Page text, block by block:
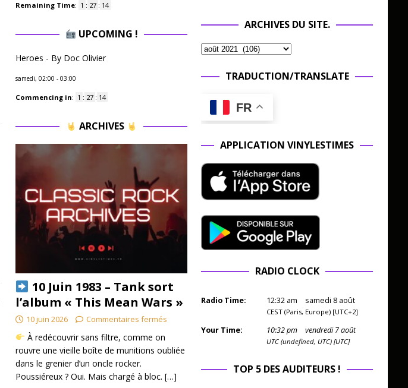
Remaining Time: 1 : 27 : 13
UPCOMING !
Heroes - By Doc Olivier
samedi, 02:00 - 03:00
Commencing in: 1 : 27 : 13
ARCHIVES
10 Juin 1983 – Tank sort
l’album « This Mean Wars »
10 juin 2026 Commentaires fermés
À redécouvrir sans filtre, comme on
rouvre une vieille boîte de munitions oubliée
dans le grenier d’un oncle rocker.
Poussiéreux ? Oui. Mais chargé à bloc. […]
ARCHIVES DU SITE.
TRADUCTION/TRANSLATE
FR
APPLICATION VINYLESTIMES
RADIO CLOCK
Radio Time: 12:32 am samedi 8 août
CEST (Paris, Europe) [UTC+2]
Your Time: 10:32pm vendredi 7 août
UTC (undefined, UTC) [UTC]
TOP 5 DES AUDITEURS !